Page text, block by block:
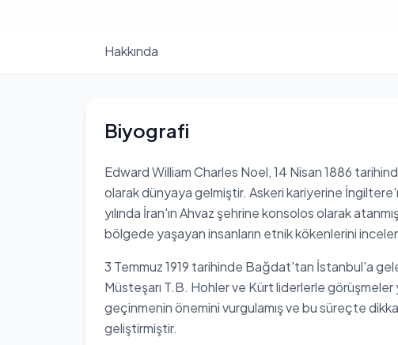
Hakkında
Biyografi
Edward William Charles Noel, 14 Nisan 1886
olarak dünyaya gelmiştir. Askeri kariyerine
yılında İran'ın Ahvaz şehrine konsolos olarak
bölgede yaşayan insanların etnik kökenlerini
3 Temmuz 1919 tarihinde Bağdat'tan İstanbul'a
Müsteşarı T.B. Hohler ve Kürt liderlerle görüşmeler
geçinmenin önemini vurgulamış ve bu süreçte
geliştirmiştir.